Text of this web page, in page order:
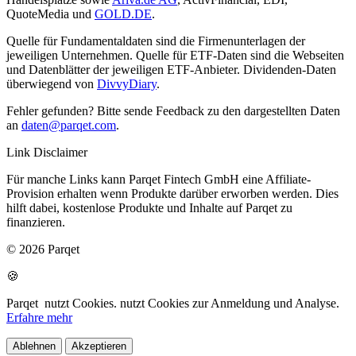
QuoteMedia und GOLD.DE.
Quelle für Fundamentaldaten sind die Firmenunterlagen der
jeweiligen Unternehmen. Quelle für ETF-Daten sind die Webseiten
und Datenblätter der jeweiligen ETF-Anbieter. Dividenden-Daten
überwiegend von DivvyDiary.
Fehler gefunden? Bitte sende Feedback zu den dargestellten Daten
an daten@parqet.com.
Link Disclaimer
Für manche Links kann Parqet Fintech GmbH eine Affiliate-
Provision erhalten wenn Produkte darüber erworben werden. Dies
hilft dabei, kostenlose Produkte und Inhalte auf Parqet zu
finanzieren.
© 2026 Parqet
🍪
Parqet nutzt Cookies. nutzt Cookies zur Anmeldung und Analyse.
Erfahre mehr
Ablehnen Akzeptieren